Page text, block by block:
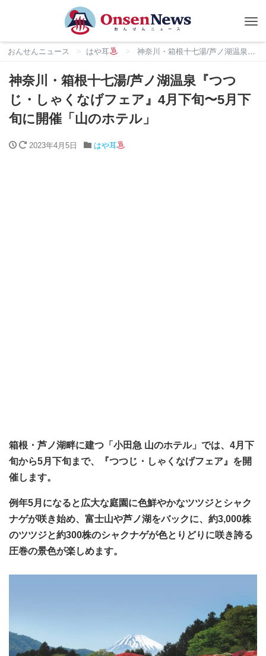
おんせんニュース はや耳 神奈川・箱根十七湯/芦ノ湖温泉『つつじ・しゃくなげフェア』4月下旬〜5月下旬に開催「山のホテル」
神奈川・箱根十七湯/芦ノ湖温泉『つつ
じ・しゃくなげフェア』4月下旬〜5月下
旬に開催「山のホテル」
2023年4月5日 はや耳
箱根・芦ノ湖畔に建つ「小田急 山のホテル」では、4月下
旬から5月下旬まで、『つつじ・しゃくなげフェア』を開
催します。
例年5月になると広大な庭園に色鮮やかなツツジとシャク
ナゲが咲き始め、富士山や芦ノ湖をバックに、約3,000株
のツツジと約300株のシャクナゲが色とりどりに咲き誇る
圧巻の景色が楽しめます。